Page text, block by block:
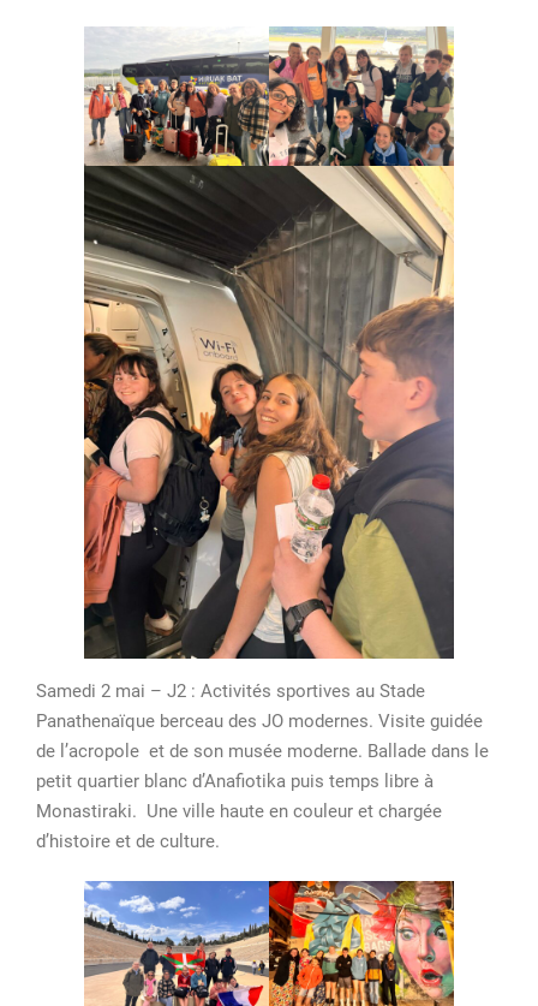
Samedi 2 mai – J2 : Activités sportives au Stade
Panathenaïque berceau des JO modernes. Visite guidée
de l’acropole et de son musée moderne. Ballade dans le
petit quartier blanc d’Anafiotika puis temps libre à
Monastiraki. Une ville haute en couleur et chargée
d’histoire et de culture.